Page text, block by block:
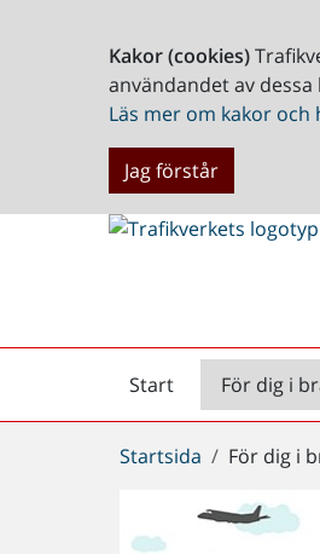
Kakor (cookies)
användandet av dessa
Läs mer om kakor
Jag förstår
Start
Startsida För dig i
Du
Startsida För dig i